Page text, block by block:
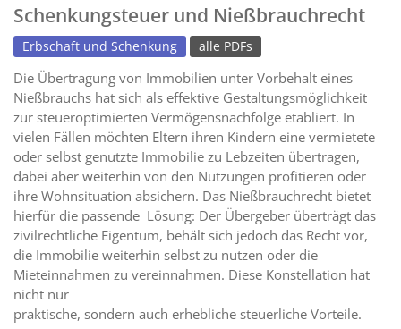
Schenkungsteuer und Nießbrauchrecht
Erbschaft und Schenkung alle PDFs
Die Übertragung von Immobilien unter Vorbehalt eines
Nießbrauchs hat sich als effektive Gestaltungsmöglichkeit
zur steueroptimierten Vermögensnachfolge etabliert. In
vielen Fällen möchten Eltern ihren Kindern eine vermietete
oder selbst genutzte Immobilie zu Lebzeiten übertragen,
dabei aber weiterhin von den Nutzungen profitieren oder
ihre Wohnsituation absichern. Das Nießbrauchrecht bietet
hierfür die passende Lösung: Der Übergeber überträgt das
zivilrechtliche Eigentum, behält sich jedoch das Recht vor,
die Immobilie weiterhin selbst zu nutzen oder die
Mieteinnahmen zu vereinnahmen. Diese Konstellation hat
nicht nur
praktische, sondern auch erhebliche steuerliche Vorteile.